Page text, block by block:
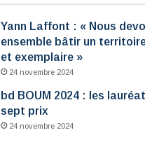
Yann Laffont : « Nous
ensemble bâtir un
et exemplaire »
24 novembre 2024
bd BOUM 2024 : les
sept prix
24 novembre 2024